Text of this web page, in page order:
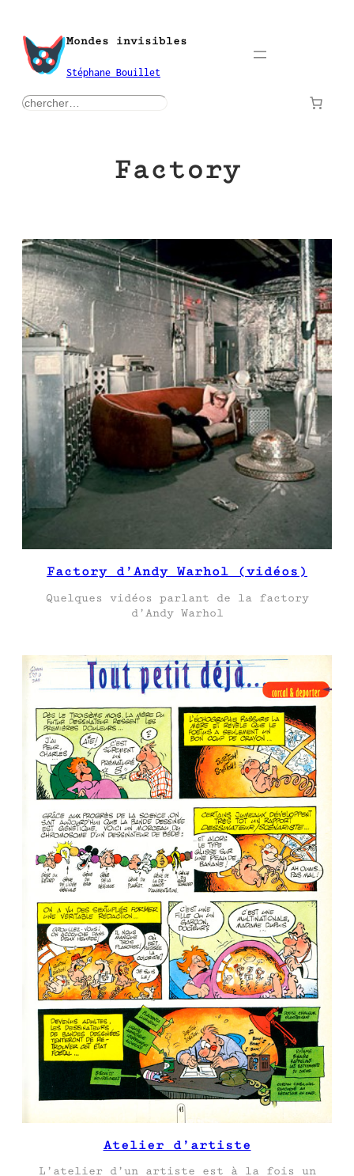
contenu
Mondes invisibles
Stéphane Bouillet
rechercher
Factory
Factory d’Andy Warhol (vidéos)
Quelques vidéos parlant de la factory
d’Andy Warhol
Atelier d’artiste
L’atelier d’un artiste est à la fois un